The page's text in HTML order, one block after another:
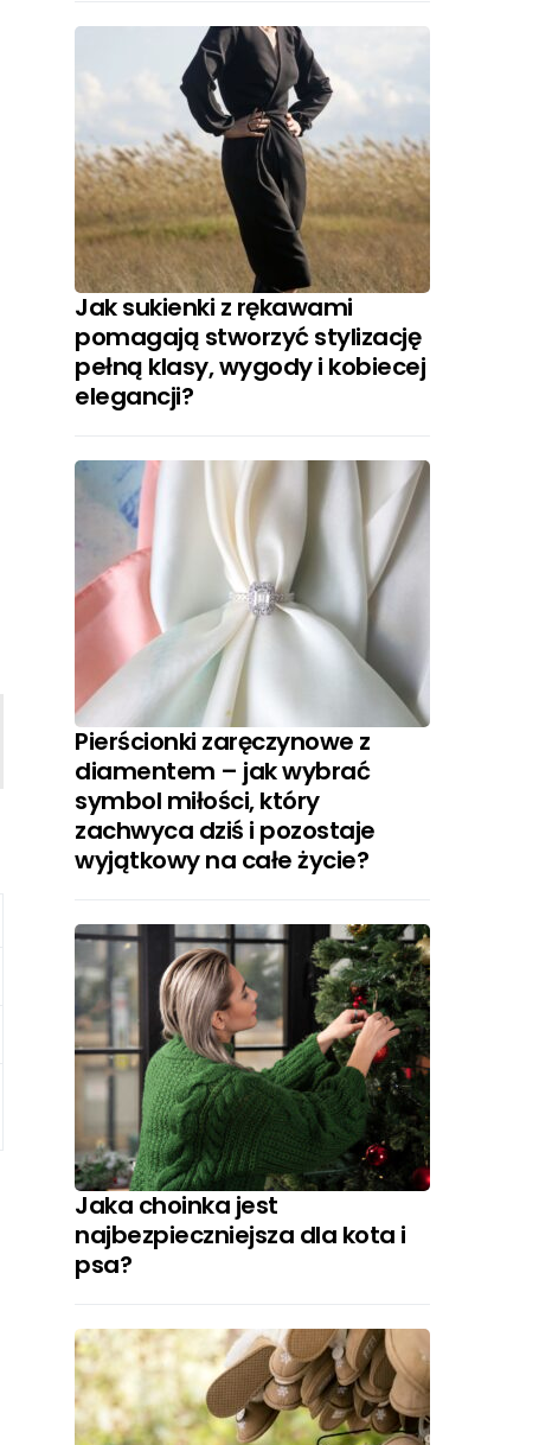
Jak sukienki z rękawami
pomagają stworzyć stylizację
pełną klasy, wygody i kobiecej
elegancji?
Pierścionki zaręczynowe z
diamentem – jak wybrać
symbol miłości, który
zachwyca dziś i pozostaje
wyjątkowy na całe życie?
Jaka choinka jest
najbezpieczniejsza dla kota i
psa?